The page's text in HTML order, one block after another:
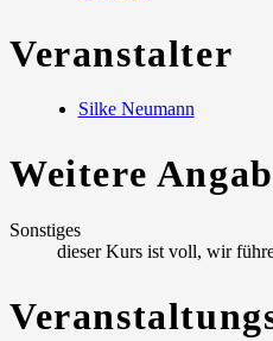
Veranstalter
Silke Neumann
Weitere
Sonstiges
dieser Kurs ist voll, wir